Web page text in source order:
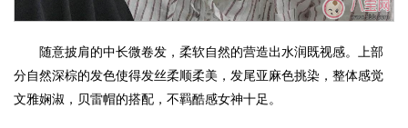
随意披肩的中长微卷发，柔软自然的营造出水润既视感。上部
分自然深棕的发色使得发丝柔顺柔美，发尾亚麻色挑染，整体感觉
文雅娴淑，贝雷帽的搭配，不羁酷感女神十足。